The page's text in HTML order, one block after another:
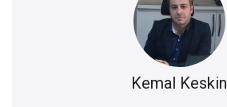
Kemal Keskin